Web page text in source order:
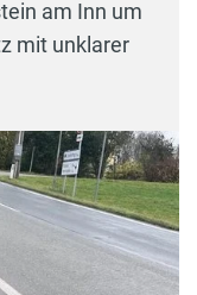
am Inn um
mit unklarer